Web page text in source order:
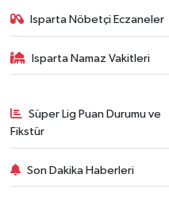
Isparta Nöbetçi Eczaneler
Isparta Namaz Vakitleri
Süper Lig Puan Durumu ve
Fikstür
Son Dakika Haberleri